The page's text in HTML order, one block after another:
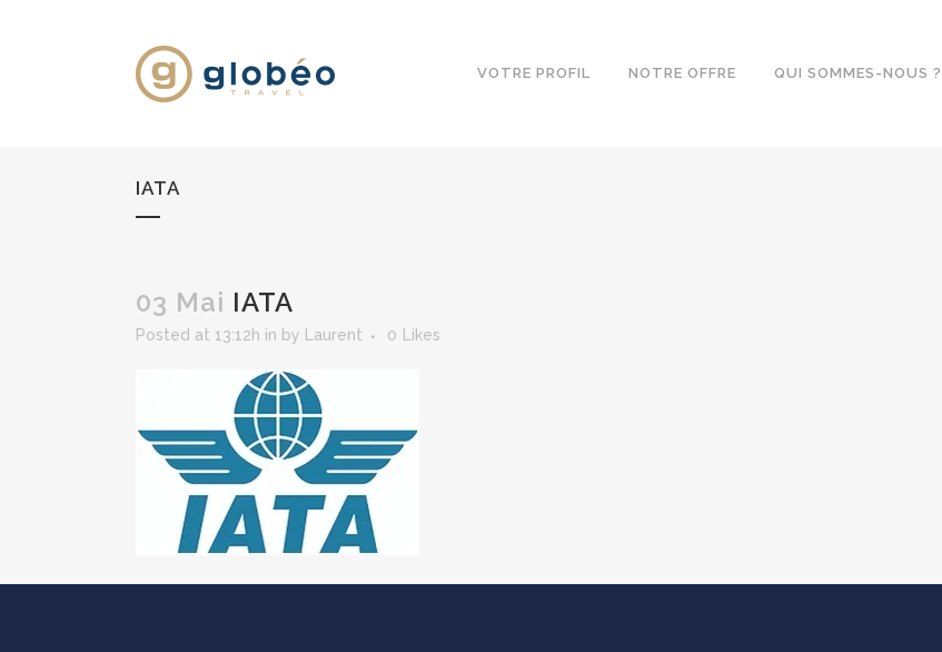
VOTRE PROFIL NOTRE OFFRE QUI SOMMES-NOUS ?
IATA
03 Mai IATA
Posted at 13:12h in by Laurent 0 Likes